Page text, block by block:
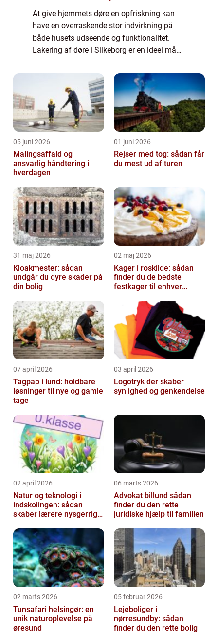
At give hjemmets døre en opfriskning kan
have en overraskende stor indvirkning på
både husets udseende og funktionalitet.
Lakering af døre i Silkeborg er en ideel måde
05 juni 2026
Malingsaffald og
ansvarlig håndtering i
hverdagen
01 juni 2026
Rejser med tog: sådan får
du mest ud af turen
31 maj 2026
Kloakmester: sådan
undgår du dyre skader på
din bolig
02 maj 2026
Kager i roskilde: sådan
finder du de bedste
festkager til enhver
07 april 2026
Tagpap i lund: holdbare
løsninger til nye og gamle
tage
03 april 2026
Logotryk der skaber
synlighed og genkendelse
02 april 2026
Natur og teknologi i
indskolingen: sådan
skaber lærere nysgerrige
06 marts 2026
Advokat billund sådan
finder du den rette
juridiske hjælp til familien
02 marts 2026
Tunsafari helsingør: en
unik naturoplevelse på
øresund
05 februar 2026
Lejeboliger i
nørresundby: sådan
finder du den rette bolig